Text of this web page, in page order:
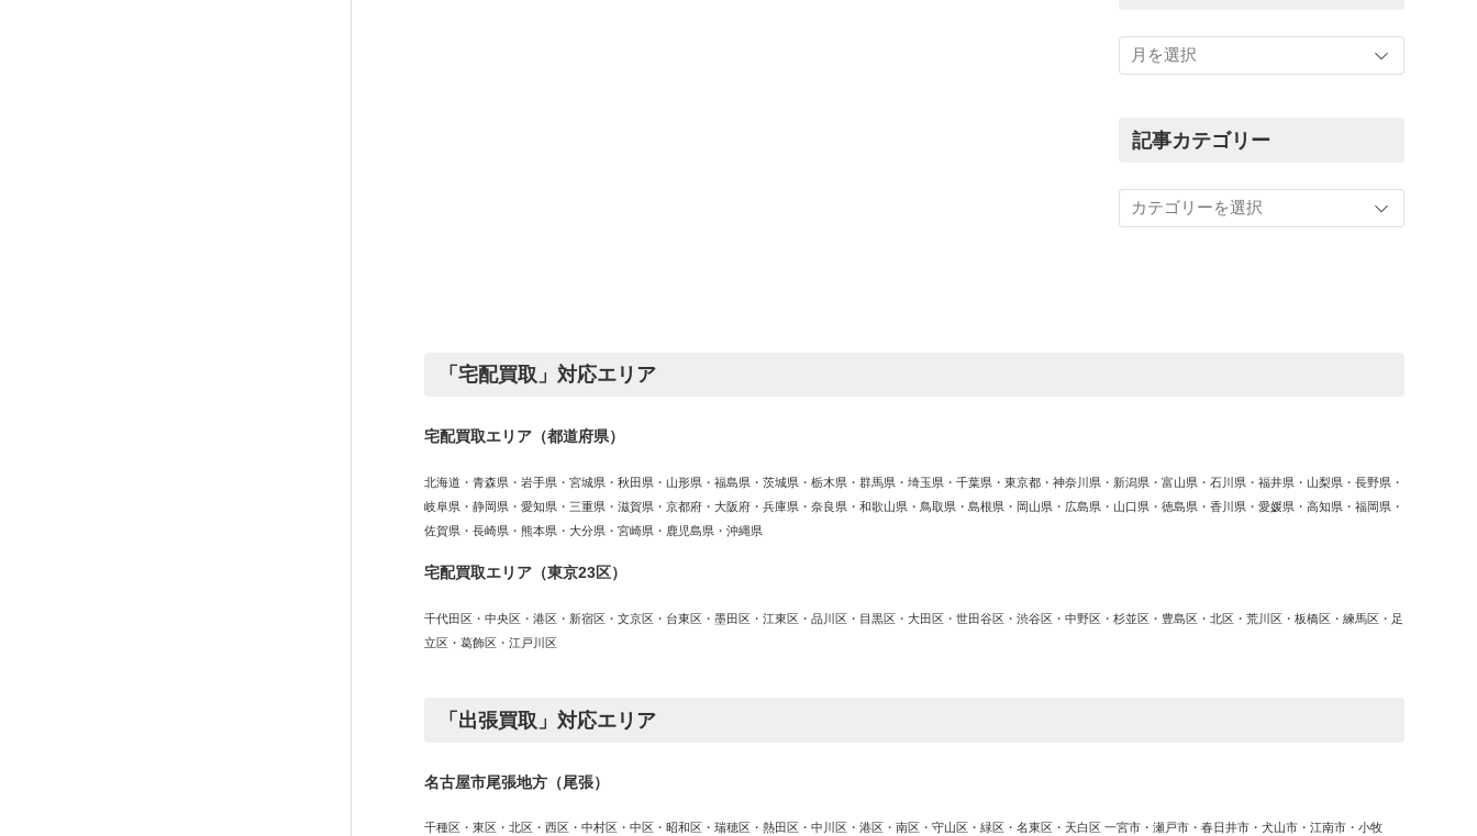
ま
買
績
記事カテゴリー
事
カ
「宅配買取」対応エリア
宅配買取エリア（都道府県）
北海道・青森県・岩手県・宮城県・秋田県・山形県・福島県・茨城県・栃木県・群馬県・埼玉県・千葉県・東京都・神奈川県・新潟県・富山県・石川県・福井県・山梨県・長野県・
岐阜県・静岡県・愛知県・三重県・滋賀県・京都府・大阪府・兵庫県・奈良県・和歌山県・鳥取県・島根県・岡山県・広島県・山口県・徳島県・香川県・愛媛県・高知県・福岡県・
佐賀県・長崎県・熊本県・大分県・宮崎県・鹿児島県・沖縄県
宅配買取エリア（東京23区）
千代田区・中央区・港区・新宿区・文京区・台東区・墨田区・江東区・品川区・目黒区・大田区・世田谷区・渋谷区・中野区・杉並区・豊島区・北区・荒川区・板橋区・練馬区・足
立区・葛飾区・江戸川区
「出張買取」対応エリア
名古屋市尾張地方（尾張）
千種区・東区・北区・西区・中村区・中区・昭和区・瑞穂区・熱田区・中川区・港区・南区・守山区・緑区・名東区・天白区 一宮市・瀬戸市・春日井市・犬山市・江南市・小牧